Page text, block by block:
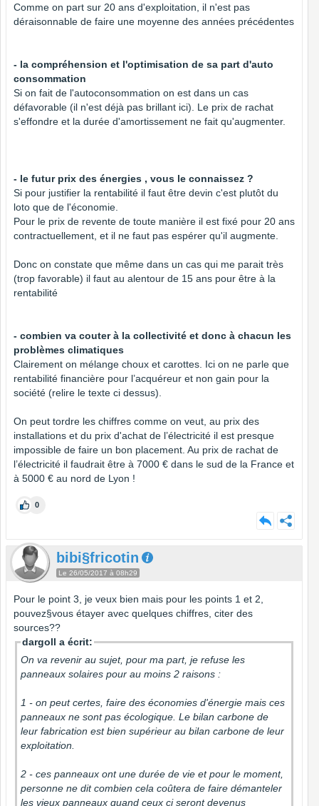
Comme on part sur 20 ans d'exploitation, il n'est pas
déraisonnable de faire une moyenne des années précédentes
- la compréhension et l'optimisation de sa part d'auto
consommation
Si on fait de l'autoconsommation on est dans un cas
défavorable (il n'est déjà pas brillant ici). Le prix de rachat
s'effondre et la durée d'amortissement ne fait qu'augmenter.
- le futur prix des énergies , vous le connaissez ?
Si pour justifier la rentabilité il faut être devin c'est plutôt du
loto que de l'économie.
Pour le prix de revente de toute manière il est fixé pour 20 ans
contractuellement, et il ne faut pas espérer qu'il augmente.
Donc on constate que même dans un cas qui me parait très
(trop favorable) il faut au alentour de 15 ans pour être à la
rentabilité
- combien va couter à la collectivité et donc à chacun les
problèmes climatiques
Clairement on mélange choux et carottes. Ici on ne parle que
rentabilité financière pour l’acquéreur et non gain pour la
société (relire le texte ci dessus).
On peut tordre les chiffres comme on veut, au prix des
installations et du prix d'achat de l’électricité il est presque
impossible de faire un bon placement. Au prix de rachat de
l’électricité il faudrait être à 7000 € dans le sud de la France et
à 5000 € au nord de Lyon !
0
bibi§fricotin
Le 26/05/2017 à 08h29
Pour le point 3, je veux bien mais pour les points 1 et 2,
pouvez§vous étayer avec quelques chiffres, citer des
sources??
dargoll a écrit:
On va revenir au sujet, pour ma part, je refuse les
panneaux solaires pour au moins 2 raisons :
1 - on peut certes, faire des économies d'énergie mais ces
panneaux ne sont pas écologique. Le bilan carbone de
leur fabrication est bien supérieur au bilan carbone de leur
exploitation.
2 - ces panneaux ont une durée de vie et pour le moment,
personne ne dit combien cela coûtera de faire démanteler
les vieux panneaux quand ceux ci seront devenus